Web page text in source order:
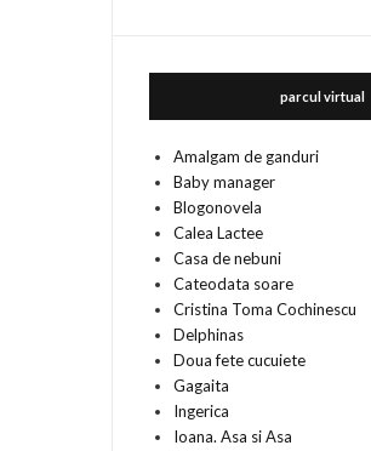
parcul virtual
Amalgam de ganduri
Baby manager
Blogonovela
Calea Lactee
Casa de nebuni
Cateodata soare
Cristina Toma Cochinescu
Delphinas
Doua fete cucuiete
Gagaita
Ingerica
Ioana. Asa si Asa